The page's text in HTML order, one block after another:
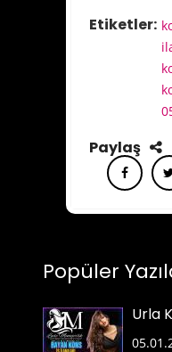
Etiketler:
Paylaş
Popüler
Urla